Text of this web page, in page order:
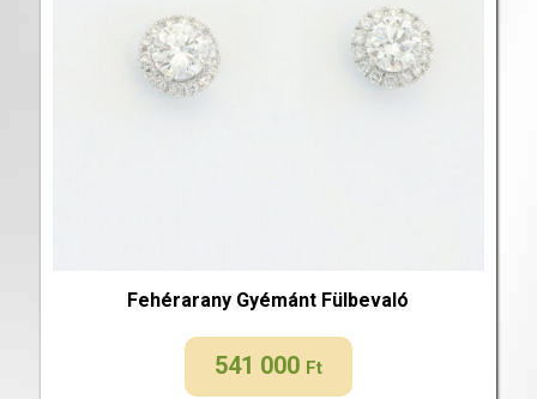
Fehérarany Gyémánt Fülbevaló
541 000 Ft